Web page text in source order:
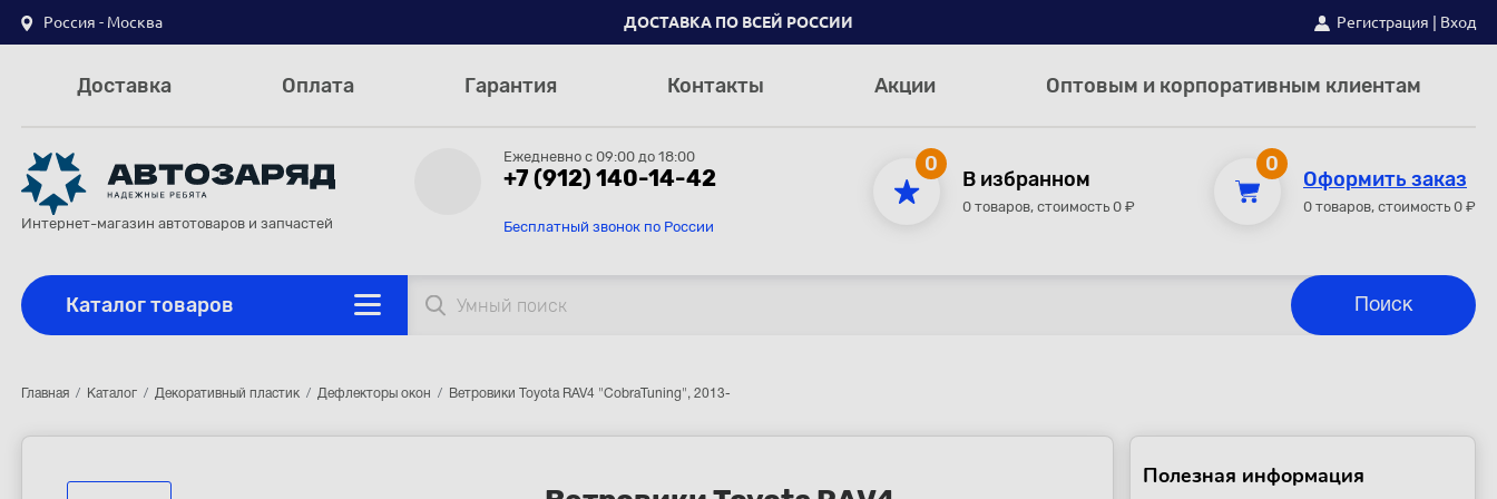
Россия - Москва ДОСТАВКА ПО ВСЕЙ РОССИИ Регистрация Вход
Доставка Оплата Гарантия Контакты Акции Оптовым и корпоративным клиентам
Интернет-магазин автотоваров и запчастей
Ежедневно с 09:00 до 18:00
+7 (912) 140-14-42
Бесплатный звонок по России
0
В избранном
0 товаров, стоимость 0 ₽
0
Оформить заказ
0 товаров, стоимость 0 ₽
Каталог товаров
Главная Каталог Декоративный пластик Дефлекторы окон Ветровики Toyota RAV4 "CobraTuning", 2013-
Полезная информация